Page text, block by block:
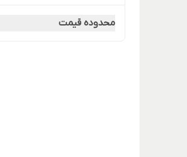
محدوده قیمت